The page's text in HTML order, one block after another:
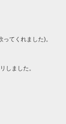
てくれました)。
しました。